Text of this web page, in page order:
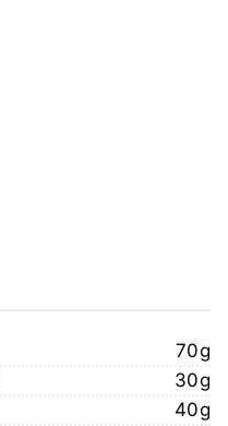
70g
30g
40g